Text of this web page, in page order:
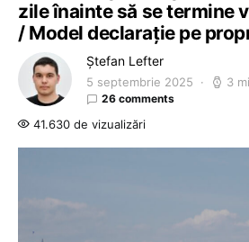
zile înainte să se termine
/ Model declarație pe
Ștefan Lefter
5 septembrie 2025 3
26 comments
41.630 de vizualizări